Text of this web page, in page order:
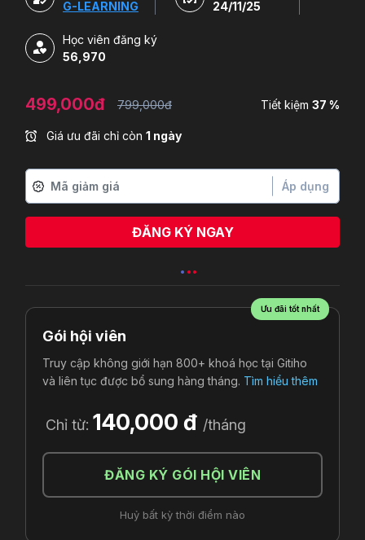
G-LEARNING
24/11/25
Học viên đăng ký
56,970
499,000đ 799,000đ Tiết kiệm 37 %
Giá ưu đãi chỉ còn 1 ngày
Áp dụng
ĐĂNG KÝ NGAY
Minh Châu vừa đăng ký
Ưu đãi tốt nhất
Gói hội viên
Truy cập không giới hạn 800+ khoá học tại Gitiho
và liên tục được bổ sung hàng tháng. Tìm hiểu thêm
Chỉ từ: 140,000 đ /tháng
ĐĂNG KÝ GÓI HỘI VIÊN
Huỷ bất kỳ thời điểm nào